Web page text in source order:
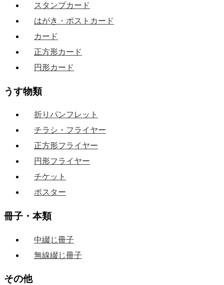
スタンプカード
はがき・ポストカード
カード
正方形カード
円形カード
うす物類
折りパンフレット
チラシ・フライヤー
正方形フライヤー
円形フライヤー
チケット
ポスター
冊子・本類
中綴じ冊子
無線綴じ冊子
その他